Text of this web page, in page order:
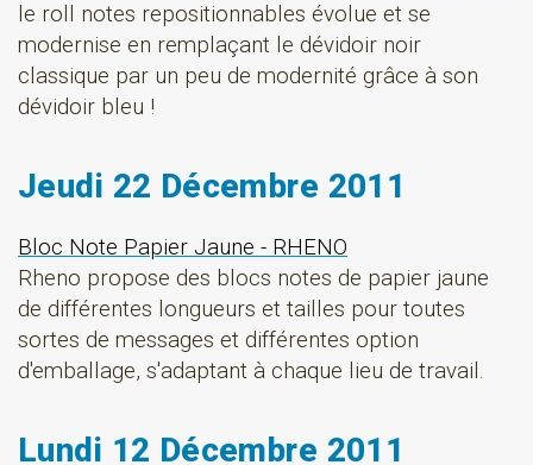
le roll notes repositionnables évolue et se
modernise en remplaçant le dévidoir noir
classique par un peu de modernité grâce à son
dévidoir bleu !
Jeudi 22 Décembre 2011
Bloc Note Papier Jaune - RHENO
Rheno propose des blocs notes de papier jaune
de différentes longueurs et tailles pour toutes
sortes de messages et différentes option
d'emballage, s'adaptant à chaque lieu de travail.
Lundi 12 Décembre 2011